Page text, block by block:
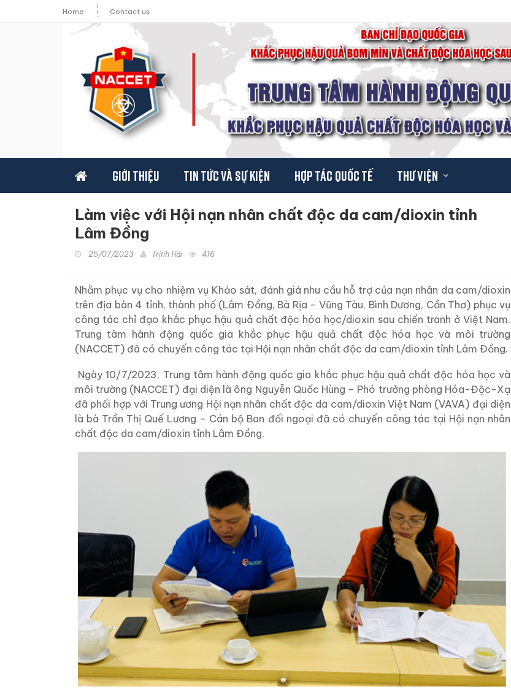
Home Contact us
Giới thiệu Tin tức và sự kiện Hợp tác quốc tế Thư viện
Làm việc với Hội nạn nhân chất độc da cam/dioxin tỉnh
Lâm Đồng
25/07/2023 Trịnh Hải 416
Nhằm phục vụ cho nhiệm vụ Khảo sát, đánh giá nhu cầu hỗ trợ của nạn nhân da cam/dioxin
trên địa bàn 4 tỉnh, thành phố (Lâm Đồng, Bà Rịa - Vũng Tàu, Bình Dương, Cần Thơ) phục vụ
công tác chỉ đạo khắc phục hậu quả chất độc hóa học/dioxin sau chiến tranh ở Việt Nam.
Trung tâm hành động quốc gia khắc phục hậu quả chất độc hóa học và môi trường
(NACCET) đã có chuyến công tác tại Hội nạn nhân chất độc da cam/dioxin tỉnh Lâm Đồng.
Ngày 10/7/2023, Trung tâm hành động quốc gia khắc phục hậu quả chất độc hóa học và
môi trường (NACCET) đại diện là ông Nguyễn Quốc Hùng – Phó trưởng phòng Hóa-Độc-Xạ
đã phối hợp với Trung ương Hội nạn nhân chất độc da cam/dioxin Việt Nam (VAVA) đại diện
là bà Trần Thị Quế Lương – Cán bộ Ban đối ngoại đã có chuyến công tác tại Hội nạn nhân
chất độc da cam/dioxin tỉnh Lâm Đồng.